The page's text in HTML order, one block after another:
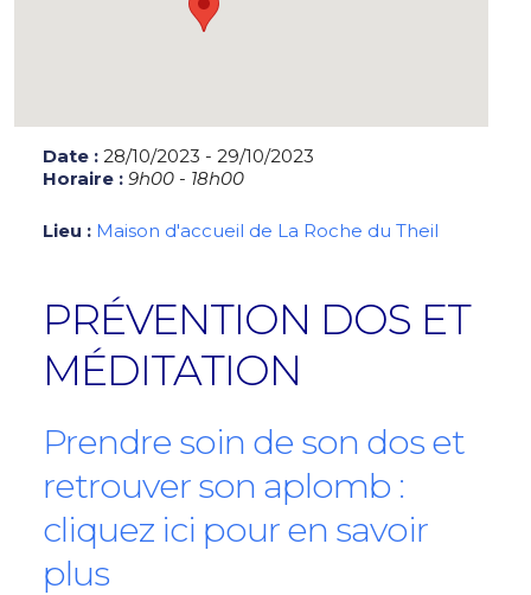
Date : 28/10/2023 - 29/10/2023
Horaire : 9h00 - 18h00
Lieu : Maison d'accueil de La Roche du Theil
PRÉVENTION DOS ET
MÉDITATION
Prendre soin de son dos et
retrouver son aplomb :
cliquez ici pour en savoir
plus